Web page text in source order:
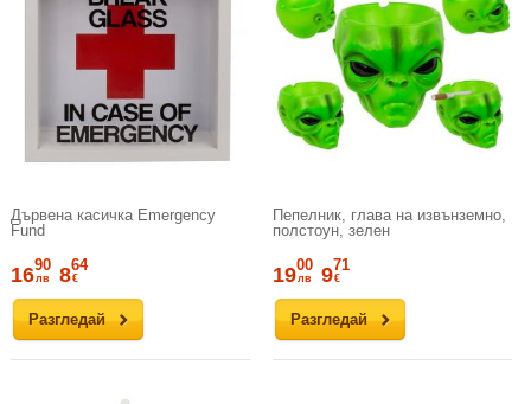
Дървена касичка Emergency
Fund
Разгледай
1690
лв 864
€
Пепелник, глава на извънземно,
полстоун, зелен
Разгледай
1900
лв 971
€